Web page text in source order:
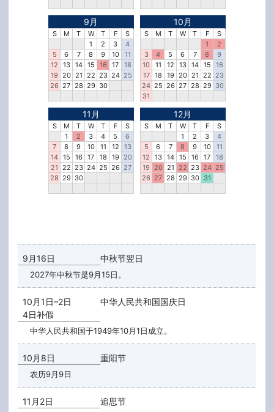
9月
S M T W T F
S
1
2 3
4
5
6 7 8 9 10
11
12
13 14 15 16 17
18
19 20 21 22 23 24 25
26 27 28 29 30
10月
S M T W T F
S
1
2
3
4 5 6 7 8
9
10
11 12 13 14 15
16
17
18 19 20 21 22 23
24 25 26 27 28 29 30
31
11月
S M T W T F
S
1
2 3 4 5
6
7
8 9 10 11 12
13
14 15 16 17 18 19
20
21 22 23 24 25 26 27
28 29 30
12月
S M T W T F
S
1
2 3
4
5
6 7 8 9 10
11
12
13 14 15 16 17
18
19
20 21 22 23 24 25
26 27 28 29 30 31
9月16日 中秋节翌日
2027年中秋节是9月15日。
10月1日–2日
4日补假
中华人民共和国国庆日
中华人民共和国于1949年10月1日成立。
10月8日 重阳节
农历9月9日
11月2日 追思节